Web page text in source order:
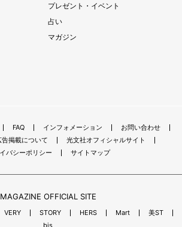
プレゼント・イベント
占い
マガジン
FAQ インフォメーション
お問い合わせ
告掲載について
光文社オフィシャルサイト
バシーポリシー
サイトマップ
MAGAZINE OFFICIAL SITE
VERY STORY HERS Mart
美ST
bis